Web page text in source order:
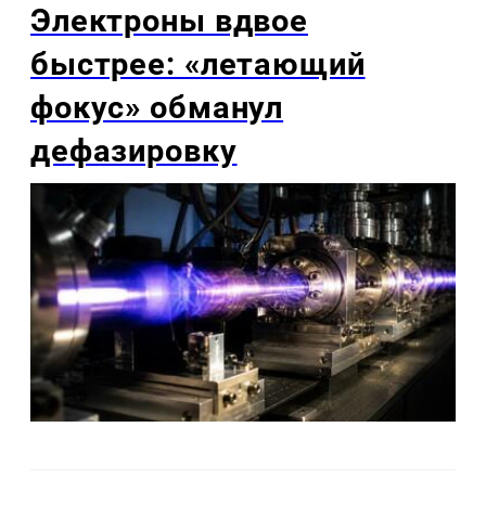
Электроны вдвое
быстрее: «летающий
фокус» обманул
дефазировку